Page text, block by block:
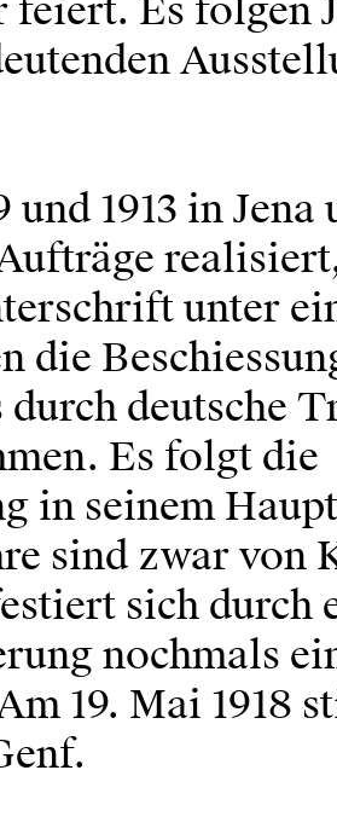
Es folgen
1913 in Jena
unter
die
deutsche
Es folgt die
in seinem
sind zwar von
sich durch
nochmals
19. Mai 1918